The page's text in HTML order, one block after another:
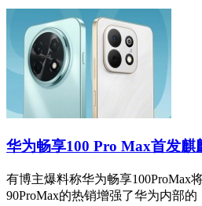
华为畅享100 Pro Max首发麒
有博主爆料称华为畅享100ProMax
90ProMax的热销增强了华为内部的